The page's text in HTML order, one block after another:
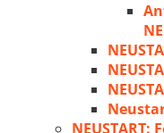
NEUSTART: